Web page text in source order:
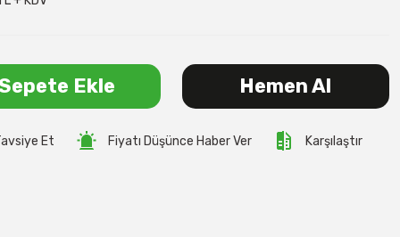
Ekle Hemen Al
Et Fiyatı Düşünce Haber Ver Karşılaştır